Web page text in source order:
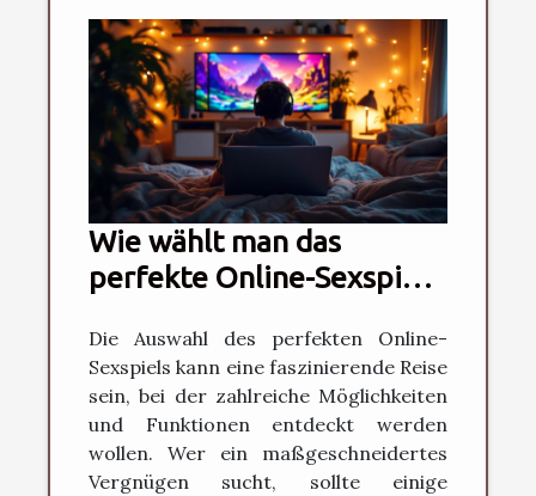
Wie wählt man das
perfekte Online-Sexspiel
Die Auswahl des perfekten Online-
Sexspiels kann eine faszinierende Reise
sein, bei der zahlreiche Möglichkeiten
und Funktionen entdeckt werden
wollen. Wer ein maßgeschneidertes
Vergnügen sucht, sollte einige